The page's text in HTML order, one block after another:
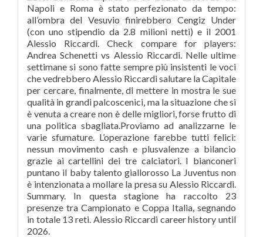
Napoli e Roma è stato perfezionato da tempo:
all’ombra del Vesuvio finirebbero Cengiz Under
(con uno stipendio da 2.8 milioni netti) e il 2001
Alessio Riccardi. Check compare for players:
Andrea Schenetti vs Alessio Riccardi. Nelle ultime
settimane si sono fatte sempre più insistenti le voci
che vedrebbero Alessio Riccardi salutare la Capitale
per cercare, finalmente, di mettere in mostra le sue
qualità in grandi palcoscenici, ma la situazione che si
è venuta a creare non è delle migliori, forse frutto di
una politica sbagliata.Proviamo ad analizzarne le
varie sfumature. L’operazione farebbe tutti felici:
nessun movimento cash e plusvalenze a bilancio
grazie ai cartellini dei tre calciatori. I bianconeri
puntano il baby talento giallorosso La Juventus non
è intenzionata a mollare la presa su Alessio Riccardi.
Summary. In questa stagione ha raccolto 23
presenze tra Campionato e Coppa Italia, segnando
in totale 13 reti. Alessio Riccardi career history until
2026.